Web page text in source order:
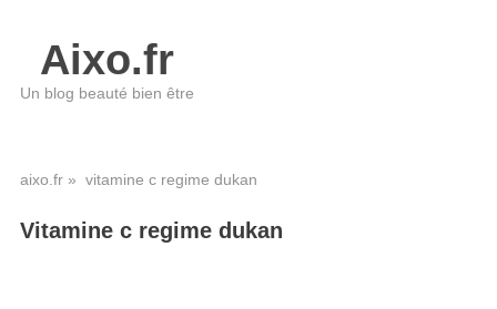
Aixo.fr
Un blog beauté bien être
aixo.fr» vitamine c regime dukan
Vitamine c regime dukan